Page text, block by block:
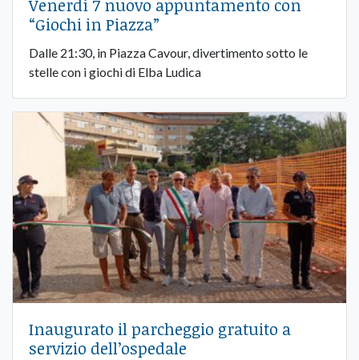
Venerdì 7 nuovo appuntamento con
“Giochi in Piazza”
Dalle 21:30, in Piazza Cavour, divertimento sotto le
stelle con i giochi di Elba Ludica
Inaugurato il parcheggio gratuito a
servizio dell’ospedale